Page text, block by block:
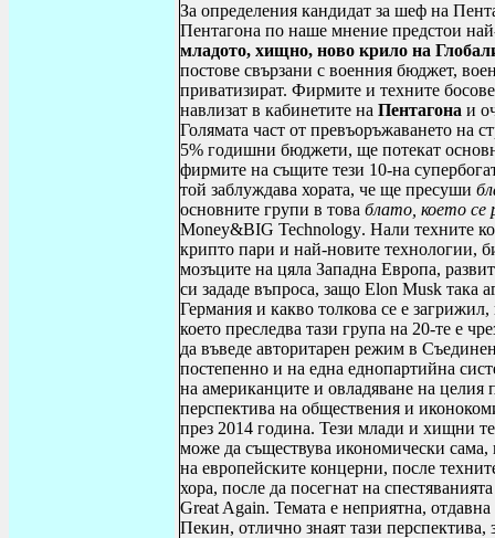
За определения кандидат за шеф на
Пентагона по наше мнение предстои
младото, хищно, ново крило на
постове свързани с военния бюджет,
приватизират. Фирмите и техните
навлизат в кабинетите на Пентагона и
Голямата част от превъоръжаването
5% годишни бюджети, ще потекат
фирмите на същите тези 10-на
той заблуждава хората, че ще пресуши
основните групи в това блато, което се
Money&BIG Technology. Нали техните
крипто пари и най-новите технологии,
мозъците на цяла Западна Европа,
си зададе въпроса, защо Elon Musk така
Германия и какво толкова се е
което преследва тази група на 20-те е
да въведе авторитарен режим в
постепенно и на една еднопартийна
на американците и овладяване на
перспектива на обществения и
през 2014 година. Тези млади и хищни
може да съществува икономически
на европейските концерни, после
хора, после да посегнат на
Great Again. Темата е неприятна,
Пекин, отлично знаят тази